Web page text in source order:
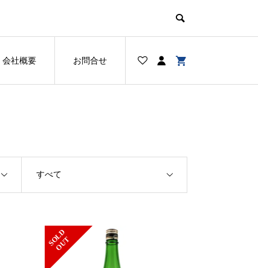
会社概要 お問合せ
すべて
S
O
L
D
O
U
T